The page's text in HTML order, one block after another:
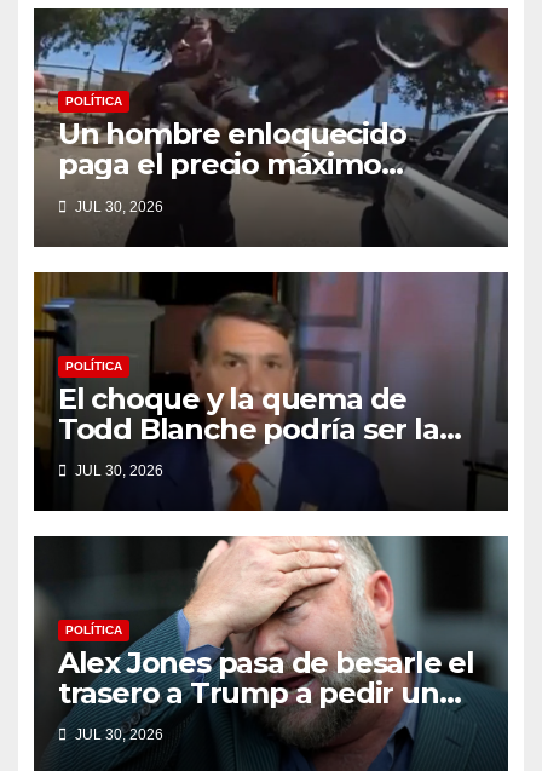
POLÍTICA
Un hombre enloquecido
paga el precio máximo
después de llevar un cuchillo
a un tiroteo con agentes del
condado de Los Ángeles
(VIDEO) * The Gateway Pundit
* por Cullen Linebarger
JUL 30, 2026
POLÍTICA
El choque y la quema de
Todd Blanche podría ser la
máxima humillación de
Trump
JUL 30, 2026
POLÍTICA
Alex Jones pasa de besarle el
trasero a Trump a pedir un
impeachment
JUL 30, 2026